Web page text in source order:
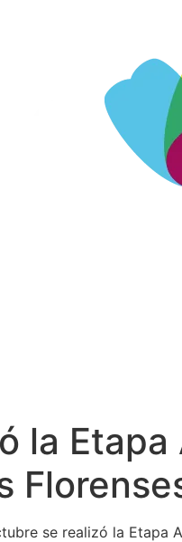
la
se realizó la Etapa